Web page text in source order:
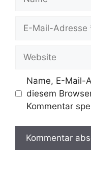
Website
Name, E-Mail-
diesem
Kommentar